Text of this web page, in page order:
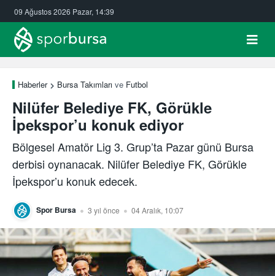
09 Ağustos 2026 Pazar, 14:39
Haberler Bursa Takımları ve Futbol
Nilüfer Belediye FK, Görükle
İpekspor’u konuk ediyor
Bölgesel Amatör Lig 3. Grup’ta Pazar günü Bursa
derbisi oynanacak. Nilüfer Belediye FK, Görükle
İpekspor’u konuk edecek.
Spor Bursa 3 yıl önce 04 Aralık, 10:07